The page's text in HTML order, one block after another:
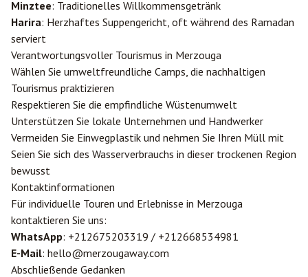
Minztee: Traditionelles Willkommensgetränk
Harira: Herzhaftes Suppengericht, oft während des Ramadan
serviert
Verantwortungsvoller Tourismus in Merzouga
Wählen Sie umweltfreundliche Camps, die nachhaltigen
Tourismus praktizieren
Respektieren Sie die empfindliche Wüstenumwelt
Unterstützen Sie lokale Unternehmen und Handwerker
Vermeiden Sie Einwegplastik und nehmen Sie Ihren Müll mit
Seien Sie sich des Wasserverbrauchs in dieser trockenen Region
bewusst
Kontaktinformationen
Für individuelle Touren und Erlebnisse in Merzouga
kontaktieren Sie uns:
WhatsApp: +212675203319 / +212668534981
E-Mail: hello@merzougaway.com
Abschließende Gedanken